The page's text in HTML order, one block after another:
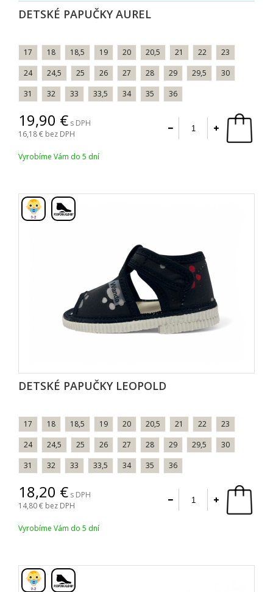
DETSKÉ PAPUČKY AUREL
17 18 18,5 19 20 20,5 21 22
23
24
24,5 25 26 27 28 29 29,5
30
31
32 33 33,5 34 35 36
19,90
s DPH
16,18 bez DPH
Vyrobíme Vám do 5 dní
DETSKÉ PAPUČKY LEOPOLD
17 18 18,5 19 20 20,5 21 22
23
24
24,5 25 26 27 28 29 29,5
30
31
32 33 33,5 34 35 36
18,20
s DPH
14,80 bez DPH
Vyrobíme Vám do 5 dní